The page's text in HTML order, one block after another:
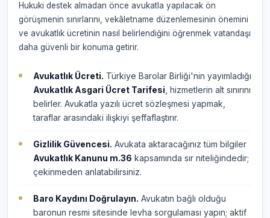
Hukuki destek almadan önce avukatla yapılacak ön
görüşmenin sınırlarını, vekâletname düzenlemesinin önemini
ve avukatlık ücretinin nasıl belirlendiğini öğrenmek vatandaşı
daha güvenli bir konuma getirir.
Avukatlık Ücreti. Türkiye Barolar Birliği'nin yayımladığı
Avukatlık Asgari Ücret Tarifesi , hizmetlerin alt sınırını
belirler. Avukatla yazılı ücret sözleşmesi yapmak,
taraflar arasındaki ilişkiyi şeffaflaştırır.
Gizlilik Güvencesi. Avukata aktaracağınız tüm bilgiler
Avukatlık Kanunu m.36 kapsamında sır niteliğindedir;
çekinmeden anlatabilirsiniz.
Baro Kaydını Doğrulayın. Avukatın bağlı olduğu
baronun resmi sitesinde levha sorgulaması yapın; aktif